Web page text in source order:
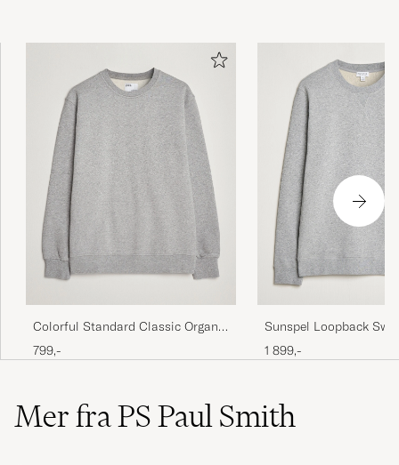
Colorful Standard Classic Organic
Crew Neck Sweat Heather Grey
799,-
Sunspel Loopback
Grey Melange
1 899,-
Mer fra PS Paul Smith